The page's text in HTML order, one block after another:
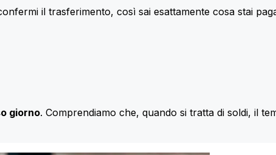
il trasferimento, così sai esattamente cosa stai
giorno. Comprendiamo che, quando si tratta di soldi, il